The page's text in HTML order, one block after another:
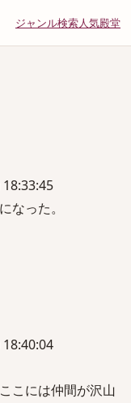
ジャンル検索人気殿堂
なった。
こには仲間が沢山